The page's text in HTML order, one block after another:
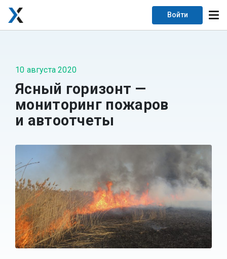
Войти
10 августа 2020
Ясный горизонт —
мониторинг пожаров
и автоотчеты